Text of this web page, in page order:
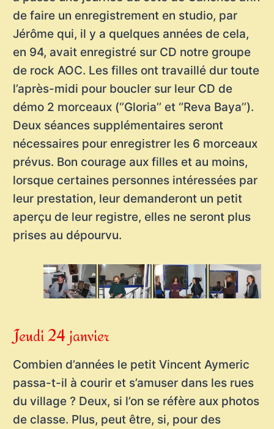
de faire un enregistrement en studio, par
Jérôme qui, il y a quelques années de cela,
en 94, avait enregistré sur CD notre groupe
de rock AOC. Les filles ont travaillé dur toute
l’après-midi pour boucler sur leur CD de
démo 2 morceaux (‘’Gloria’’ et ‘’Reva Baya’’).
Deux séances supplémentaires seront
nécessaires pour enregistrer les 6 morceaux
prévus. Bon courage aux filles et au moins,
lorsque certaines personnes intéressées par
leur prestation, leur demanderont un petit
aperçu de leur registre, elles ne seront plus
prises au dépourvu.
Jeudi 24 janvier
Combien d’années le petit Vincent Aymeric
passa-t-il à courir et s’amuser dans les rues
du village ? Deux, si l’on se réfère aux photos
de classe. Plus, peut être, si, pour des